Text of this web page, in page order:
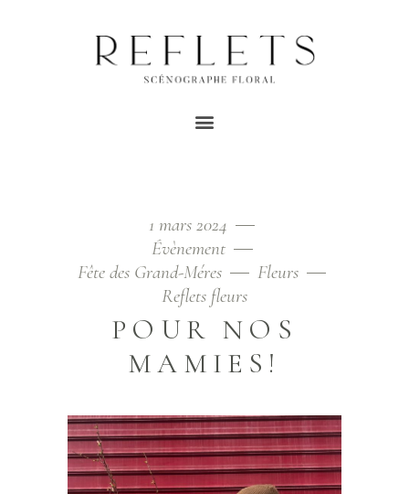
1 mars 2024
Évènement
Fête des Grand-Méres
Fleurs
Reflets fleurs
POUR NOS
MAMIES!